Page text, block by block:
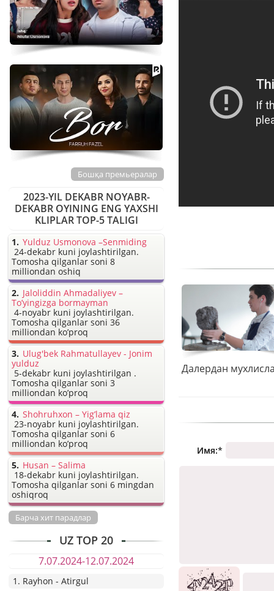
Имя:*
Бошқа премьералар
2023-YIL DEKABR NOYABR-
DEKABR OYINING ENG YAXSHI
KLIPLAR TOP-5 TALIGI
Yulduz Usmonova –Senmiding
24-dekabr kuni joylashtirilgan.
Tomosha qilganlar soni 8
milliondan oshiq
Jaloliddin Ahmadaliyev –
To’yingizga bormayman
4-noyabr kuni joylashtirilgan.
Tomosha qilganlar soni 36
milliondan ko’proq
Ulug'bek Rahmatullayev - Jonim
yulduz
5-dekabr kuni joylashtirilgan .
Tomosha qilganlar soni 3
milliondan ko’proq
Shohruhxon – Yig’lama qiz
23-noyabr kuni joylashtirilgan.
Tomosha qilganlar soni 6
milliondan ko’proq
Husan – Salima
18-dekabr kuni joylashtirilgan.
Tomosha qilganlar soni 6 mingdan
oshiqroq
Барча хит парадлар
UZ TOP 20
7.07.2024-12.07.2024
1. Rayhon - Atirgul